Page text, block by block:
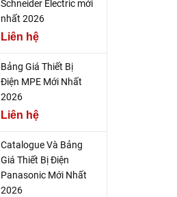
Schneider Electric mới
nhất 2026
Liên hệ
Bảng Giá Thiết Bị
Điện MPE Mới Nhất
2026
Liên hệ
Catalogue Và Bảng
Giá Thiết Bị Điện
Panasonic Mới Nhất
2026